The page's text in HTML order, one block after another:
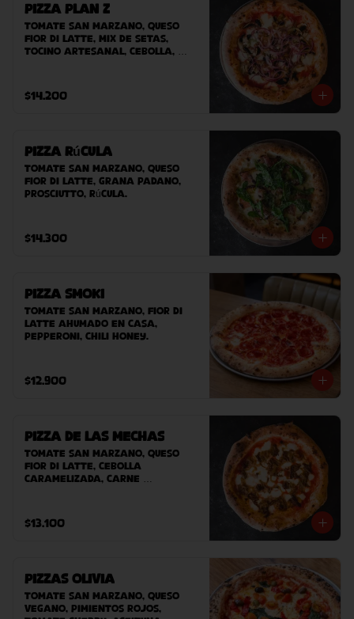
Pizza Plan Z
Tomate San Marzano, queso
Fior Di Latte, mix de setas,
tocino artesanal, cebolla,
$14.200
Pizza Rúcula
Tomate San Marzano, queso
Fior Di Latte, Grana padano,
prosciutto, rúcula.
$14.300
Pizza Smoki
Tomate san marzano, fior di
latte ahumado en casa,
pepperoni, chili honey.
$12.900
Pizza de las Mechas
Tomate San Marzano, queso
Fior Di Latte, cebolla
caramelizada, carne
$13.100
Pizzas Olivia
Tomate San Marzano, Queso
Vegano, pimientos rojos,